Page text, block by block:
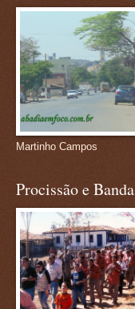
Martinho Campos
Procissão e Banda